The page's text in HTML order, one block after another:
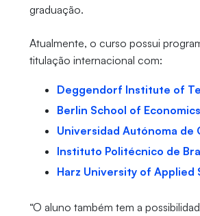
graduação.
Atualmente, o curso possui
titulação internacional com:
Deggendorf Institute of
Berlin School of
Universidad Autónoma de
Instituto Politécnico de
Harz University of Applied
“O aluno também tem a